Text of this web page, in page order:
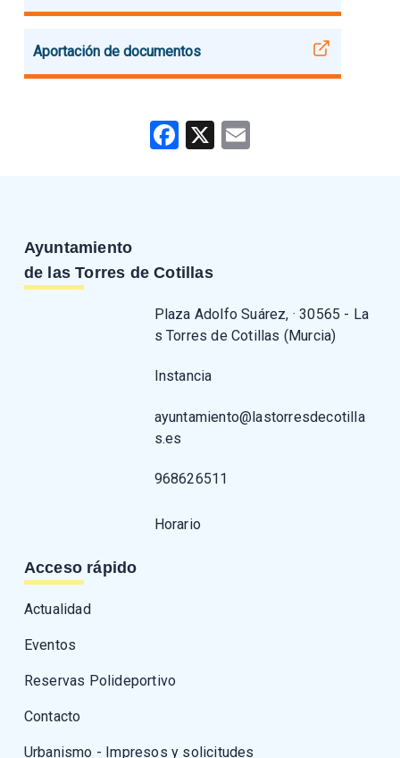
Aportación de documentos
Facebook
X
Ayuntamiento
de las Torres de Cotillas
Plaza Adolfo Suárez, · 30565 - La
s Torres de Cotillas (Murcia)
Instancia
ayuntamiento@lastorresdecotilla
s.es
968626511
Horario
Acceso rápido
Actualidad
Eventos
Reservas Polideportivo
Contacto
Urbanismo - Impresos y solicitudes